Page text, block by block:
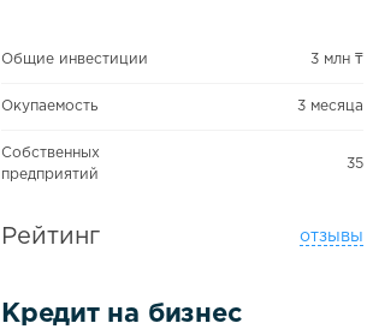
Общие инвестиции 3 млн ₸
Окупаемость 3 месяца
Собственных
предприятий
35
Рейтинг отзывы
Кредит на бизнес